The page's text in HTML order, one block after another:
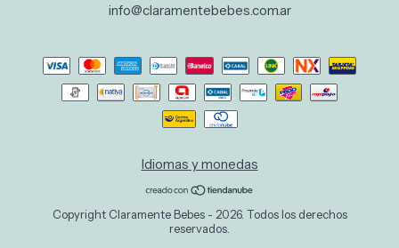
info@claramentebebes.com.ar
Idiomas y monedas
Copyright Claramente Bebes - 2026. Todos los derechos
reservados.